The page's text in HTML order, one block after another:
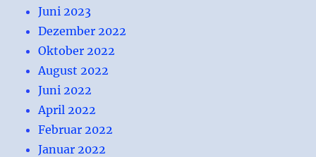
Juni 2023
Dezember 2022
Oktober 2022
August 2022
Juni 2022
April 2022
Februar 2022
Januar 2022